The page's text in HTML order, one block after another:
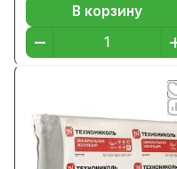
22,25 кг/м3 (0,864м3)
В корзину